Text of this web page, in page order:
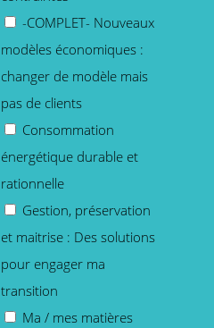
-COMPLET- Nouveaux
modèles économiques :
changer de modèle mais
pas de clients
Consommation
énergétique durable et
rationnelle
Gestion, préservation
et maitrise : Des solutions
pour engager ma
transition
Ma / mes matières